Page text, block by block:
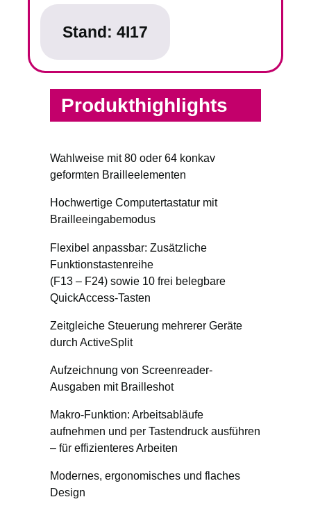
Stand: 4I17
Produkthighlights
Wahlweise mit 80 oder 64 konkav
geformten Brailleelementen
Hochwertige Computertastatur mit
Brailleeingabemodus
Flexibel anpassbar: Zusätzliche
Funktionstastenreihe
(F13 – F24) sowie 10 frei belegbare
QuickAccess-Tasten
Zeitgleiche Steuerung mehrerer Geräte
durch ActiveSplit
Aufzeichnung von Screenreader-
Ausgaben mit Brailleshot
Makro-Funktion: Arbeitsabläufe
aufnehmen und per Tastendruck ausführen
– für effizienteres Arbeiten
Modernes, ergonomisches und flaches
Design